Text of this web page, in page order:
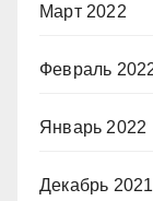
Март 2022
Февраль
Январь 2022
Декабрь 2021